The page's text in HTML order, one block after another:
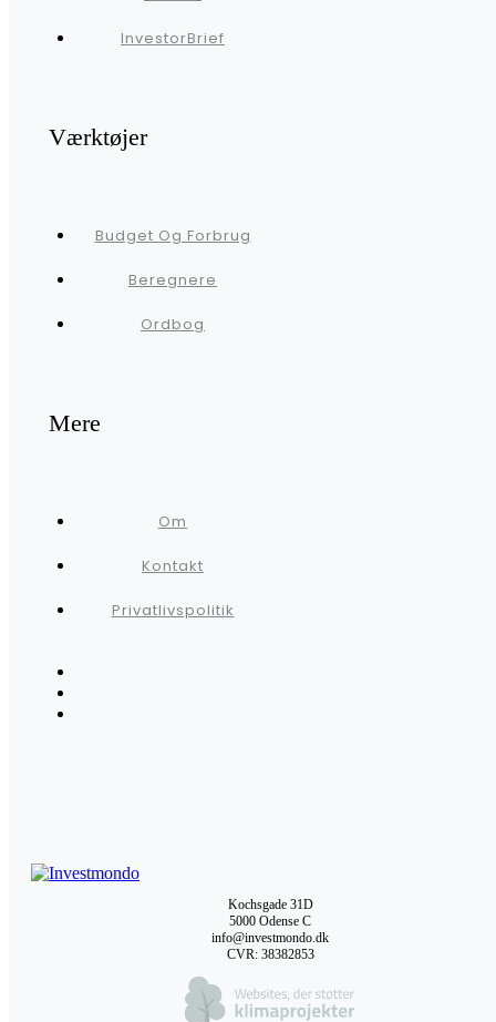
InvestorBrief
Værktøjer
Budget Og Forbrug
Beregnere
Ordbog
Mere
Om
Kontakt
Privatlivspolitik
Kochsgade 31D
5000 Odense C
info@investmondo.dk
CVR: 38382853